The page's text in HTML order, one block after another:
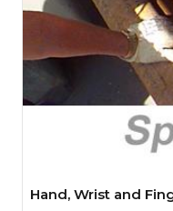
Hand, Wrist and